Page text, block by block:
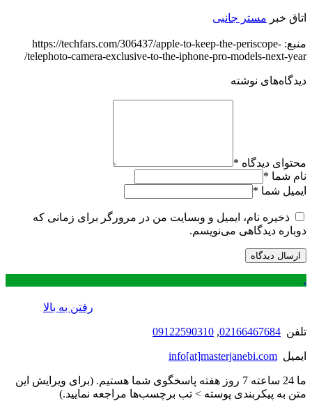
اتاق خبر مستر جانبی
منبع: https://techfars.com/306437/apple-to-keep-the-periscope-
telephoto-camera-exclusive-to-the-iphone-pro-models-next-year/
دیدگاه‌های نوشته
محتوای دیدگاه *
نام شما *
ایمیل شما *
ذخیره نام، ایمیل و وبسایت من در مرورگر برای زمانی که
دوباره دیدگاهی می‌نویسم.
.
رفتن به بالا
تلفن 02166467684
,
09122590310
ایمیل info[at]masterjanebi.com
ما 24 ساعته 7 روز هفته پاسخگوی شما هستیم. (برای ویرایش این
متن به پیکربندی پوسته > تب برچسب‌ها مراجعه نمایید.)